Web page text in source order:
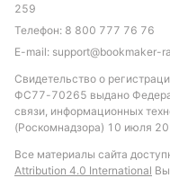
Автор
Михаил
259
Телефон: 8 800 777 76 76
E-mail: support@bookmaker-
Свидетельство о
ФС77-70265 выдано
связи, информационных
(Роскомнадзора) 10 июля
Все материалы сайта
Attribution 4.0 International